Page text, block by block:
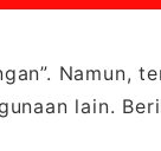
Namun,
lain.